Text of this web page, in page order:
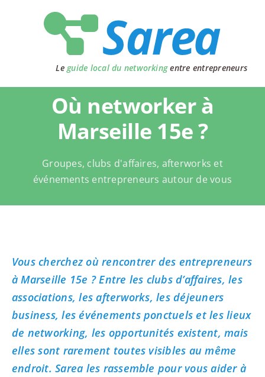
Le guide local du networkingentre entrepreneurs
Où networker à
Marseille 15e ?
Groupes, clubs d'affaires, afterworks et
événements entrepreneurs autour de vous
Vous cherchez où rencontrer des entrepreneurs
à Marseille 15e ? Entre les clubs d’affaires, les
associations, les afterworks, les déjeuners
business, les événements ponctuels et les lieux
de networking, les opportunités existent, mais
elles sont rarement toutes visibles au même
endroit. Sarea les rassemble pour vous aider à